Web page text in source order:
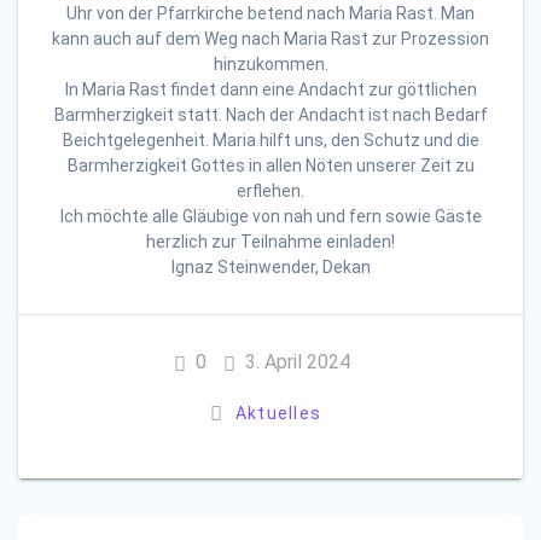
Uhr von der Pfarrkirche betend nach Maria Rast. Man
kann auch auf dem Weg nach Maria Rast zur Prozession
hinzukommen.
In Maria Rast findet dann eine Andacht zur göttlichen
Barmherzigkeit statt. Nach der Andacht ist nach Bedarf
Beichtgelegenheit. Maria hilft uns, den Schutz und die
Barmherzigkeit Gottes in allen Nöten unserer Zeit zu
erflehen.
Ich möchte alle Gläubige von nah und fern sowie Gäste
herzlich zur Teilnahme einladen!
Ignaz Steinwender, Dekan
0 3. April 2024
Aktuelles